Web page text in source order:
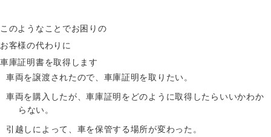
このようなことでお困りの
お客様の代わりに
車庫証明書を取得します
車両を譲渡されたので、車庫証明を取りたい。
車両を購入したが、車庫証明をどのように取得したらいいかわか
らない。
引越しによって、車を保管する場所が変わった。